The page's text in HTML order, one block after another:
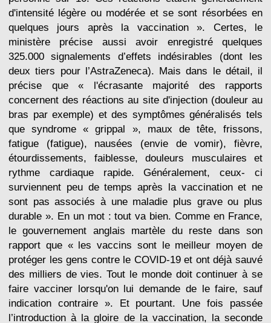
d'intensité légère ou modérée et se sont résorbées en
quelques jours après la vaccination ». Certes, le
ministère précise aussi avoir enregistré quelques
325.000 signalements d’effets indésirables (dont les
deux tiers pour l’AstraZeneca). Mais dans le détail, il
précise que « l'écrasante majorité des rapports
concernent des réactions au site d'injection (douleur au
bras par exemple) et des symptômes généralisés tels
que syndrome « grippal », maux de tête, frissons,
fatigue (fatigue), nausées (envie de vomir), fièvre,
étourdissements, faiblesse, douleurs musculaires et
rythme cardiaque rapide. Généralement, ceux- ci
surviennent peu de temps après la vaccination et ne
sont pas associés à une maladie plus grave ou plus
durable ». En un mot : tout va bien. Comme en France,
le gouvernement anglais martèle du reste dans son
rapport que « les vaccins sont le meilleur moyen de
protéger les gens contre le COVID-19 et ont déjà sauvé
des milliers de vies. Tout le monde doit continuer à se
faire vacciner lorsqu'on lui demande de le faire, sauf
indication contraire ». Et pourtant. Une fois passée
l’introduction à la gloire de la vaccination, la seconde